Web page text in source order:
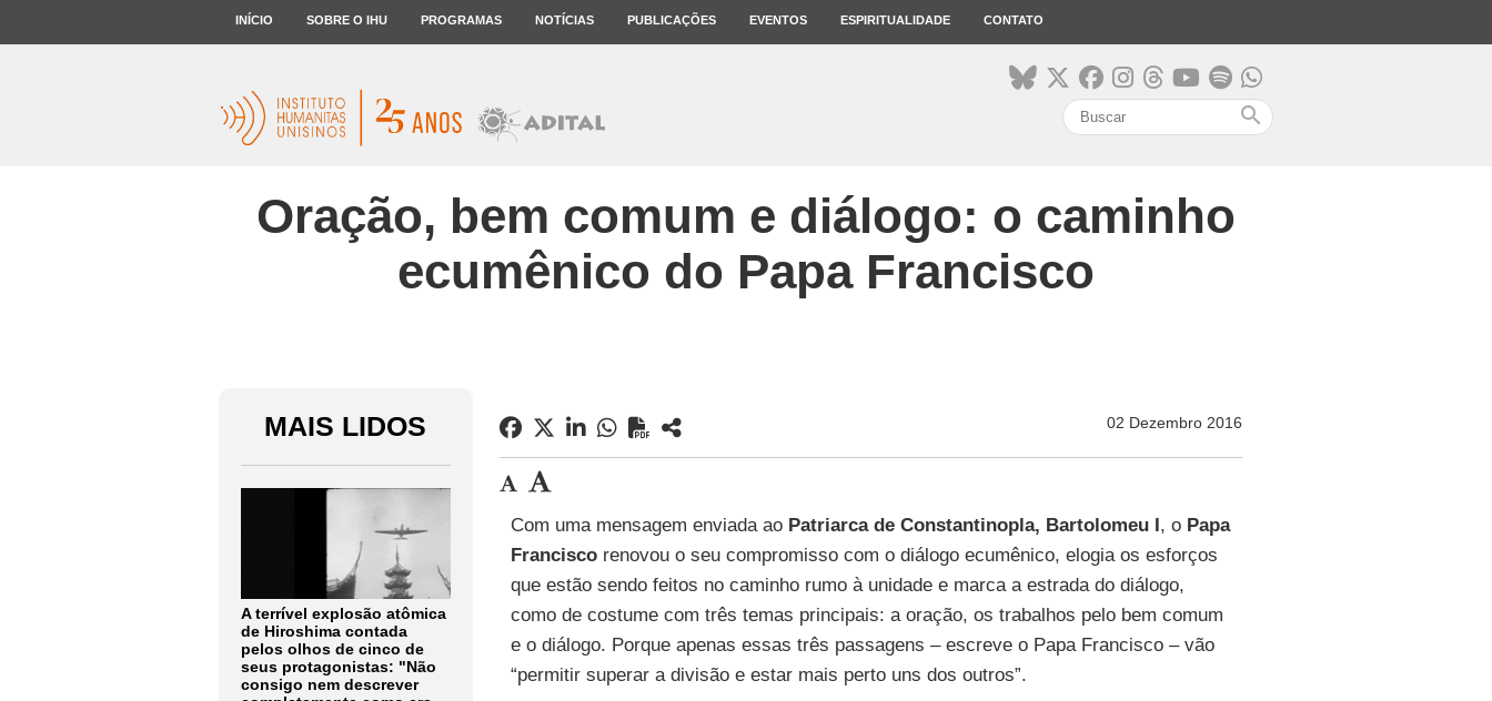
INÍCIO SOBRE O IHU PROGRAMAS NOTÍCIAS PUBLICAÇÕES EVENTOS ESPIRITUALIDADE CONTATO
search
Oração, bem comum e diálogo: o caminho
ecumênico do Papa Francisco
MAIS LIDOS
A terrível explosão atômica
de Hiroshima contada
pelos olhos de cinco de
seus protagonistas: "Não
consigo nem descrever
02 Dezembro 2016
Com uma mensagem enviada ao Patriarca de Constantinopla, Bartolomeu I, o Papa
Franciscorenovou o seu compromisso com o diálogo ecumênico, elogia os esforços
que estão sendo feitos no caminho rumo à unidade e marca a estrada do diálogo,
como de costume com três temas principais: a oração, os trabalhos pelo bem comum
e o diálogo. Porque apenas essas três passagens – escreve o Papa Francisco – vão
“permitir superar a divisão e estar mais perto uns dos outros”.